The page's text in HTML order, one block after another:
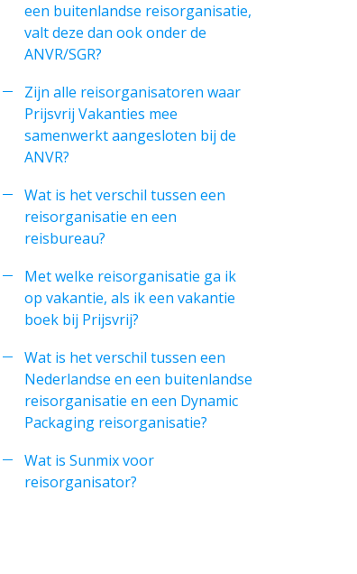
een buitenlandse reisorganisatie,
valt deze dan ook onder de
ANVR/SGR?
Zijn alle reisorganisatoren waar
Prijsvrij Vakanties mee
samenwerkt aangesloten bij de
ANVR?
Wat is het verschil tussen een
reisorganisatie en een
reisbureau?
Met welke reisorganisatie ga ik
op vakantie, als ik een vakantie
boek bij Prijsvrij?
Wat is het verschil tussen een
Nederlandse en een buitenlandse
reisorganisatie en een Dynamic
Packaging reisorganisatie?
Wat is Sunmix voor
reisorganisator?